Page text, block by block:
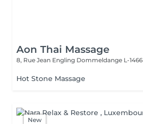
Aon Thai Massage
8, Rue Jean Engling Dommeldange L-1466
Hot Stone Massage
New